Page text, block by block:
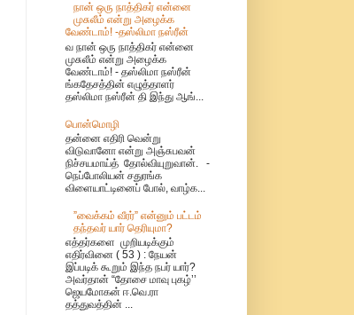
நான் ஒரு நாத்திகர் என்னை
முசுலீம் என்று அழைக்க
வேண்டாம்! -தஸ்லிமா நஸ்ரீன்
வ நான் ஒரு நாத்திகர் என்னை
முசுலீம் என்று அழைக்க
வேண்டாம்! - தஸ்லிமா நஸ்ரீன்
ங்கதேசத்தின் எழுத்தாளர்
தஸ்லிமா நஸ்ரீன் தி இந்து ஆங்...
பொன்மொழி
தன்னை எதிரி வென்று
விடுவானோ என்று அஞ்சுபவன்
நிச்சயமாய்த் தோல்வியுறுவான். -
நெப்போலியன் சதுரங்க
விளையாட்டினைப் போல், வாழ்க...
”வைக்கம் வீரர்” என்னும் பட்டம்
தந்தவர் யார் தெரியுமா?
எத்தர்களை முறியடிக்கும்
எதிர்வினை ( 53 ) : நேயன்
இப்படிக் கூறும் இந்த நபர் யார்?
அவர்தான் “தோசை மாவு புகழ்’’
ஜெயமோகன் ஈ.வெ.ரா
தத்துவத்தின் ...